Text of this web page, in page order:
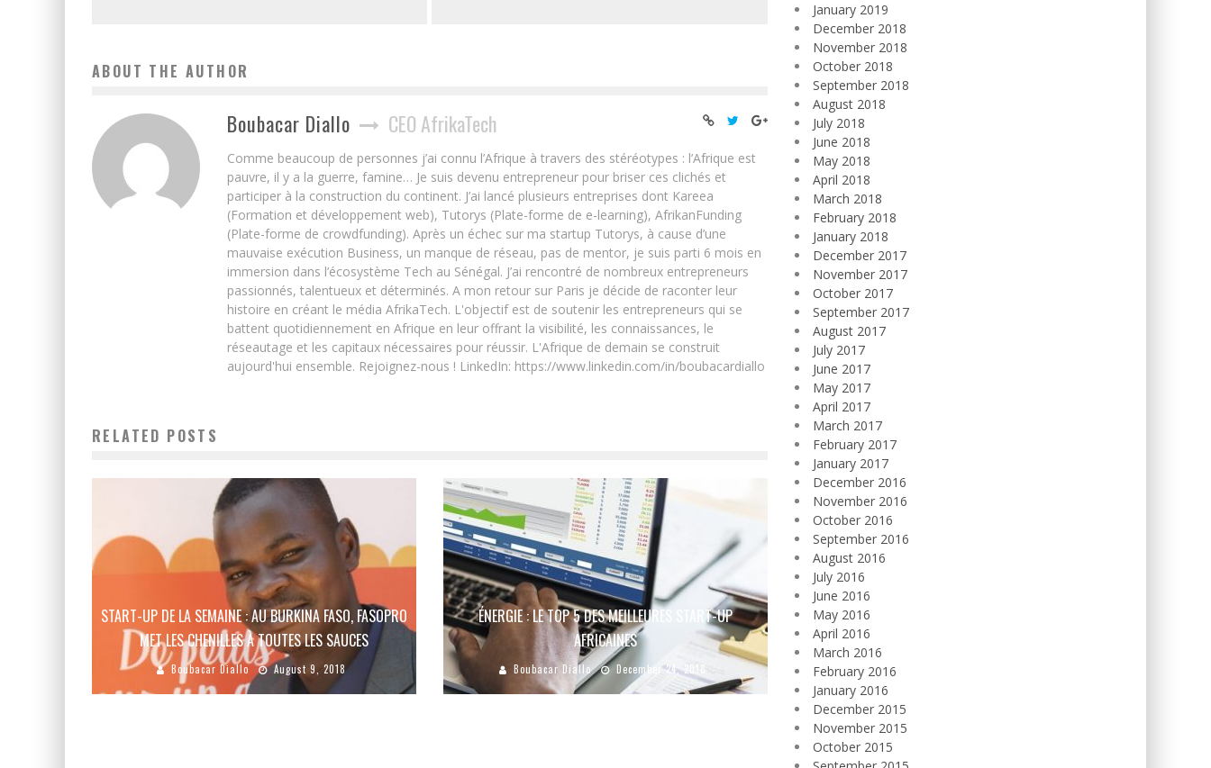
ABOUT THE AUTHOR
Boubacar Diallo CEO AfrikaTech
Comme beaucoup de personnes j’ai connu l’Afrique à travers des stéréotypes : l’Afrique est
pauvre, il y a la guerre, famine… Je suis devenu entrepreneur pour briser ces clichés et
participer à la construction du continent. J’ai lancé plusieurs entreprises dont Kareea
(Formation et développement web), Tutorys (Plate-forme de e-learning), AfrikanFunding
(Plate-forme de crowdfunding). Après un échec sur ma startup Tutorys, à cause d’une
mauvaise exécution Business, un manque de réseau, pas de mentor, je suis parti 6 mois en
immersion dans l’écosystème Tech au Sénégal. J’ai rencontré de nombreux entrepreneurs
passionnés, talentueux et déterminés. A mon retour sur Paris je décide de raconter leur
histoire en créant le média AfrikaTech. L'objectif est de soutenir les entrepreneurs qui se
battent quotidiennement en Afrique en leur offrant la visibilité, les connaissances, le
réseautage et les capitaux nécessaires pour réussir. L'Afrique de demain se construit
aujourd'hui ensemble. Rejoignez-nous ! LinkedIn: https://www.linkedin.com/in/boubacardiallo
RELATED POSTS
START-UP DE LA SEMAINE : AU BURKINA FASO, FASOPRO
MET LES CHENILLES À TOUTES LES SAUCES
Boubacar Diallo August 9, 2018
ÉNERGIE : LE TOP 5 DES MEILLEURES START-UP
AFRICAINES
Boubacar Diallo December 24, 2018
January 2019
December 2018
November 2018
October 2018
September 2018
August 2018
July 2018
June 2018
May 2018
April 2018
March 2018
February 2018
January 2018
December 2017
November 2017
October 2017
September 2017
August 2017
July 2017
June 2017
May 2017
April 2017
March 2017
February 2017
January 2017
December 2016
November 2016
October 2016
September 2016
August 2016
July 2016
June 2016
May 2016
April 2016
March 2016
February 2016
January 2016
December 2015
November 2015
October 2015